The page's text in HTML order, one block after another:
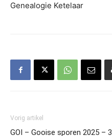
Genealogie Ketelaar
Vorig artikel
GOI – Gooise sporen 2025 – 3